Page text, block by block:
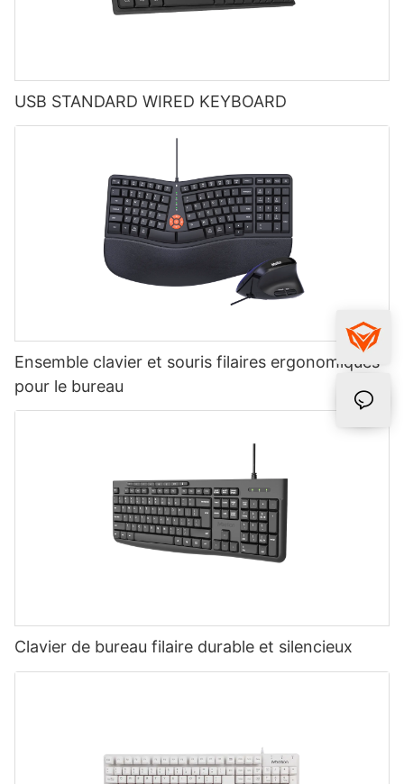
USB STANDARD WIRED KEYBOARD
Ensemble clavier et souris filaires ergonomiques
pour le bureau
Clavier de bureau filaire durable et silencieux